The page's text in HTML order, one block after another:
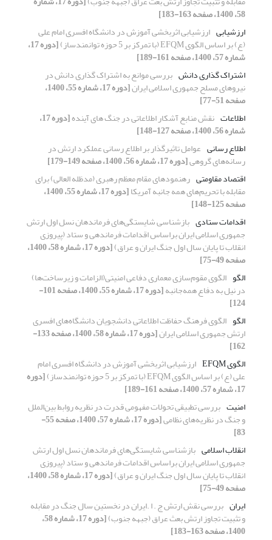
58، 1400، صفحه 163-183]
ارزشیابی ارزشیابی اثربخشی آموزش در دانشگاه افسری امام علی
(ع) بر اساس الگوی EFQM (با تمرکز بر 5 حوزه توانمندساز) [دوره 17،
شماره 57، 1400، صفحه 161-189]
اشتراک گذاری دانش بررسی موانع به اشتراک گذاری دانش در
نیروهای مسلح جمهوری اسلامی ایران [دوره 17، شماره 55، 1400،
صفحه 51-77]
اطلاعات نقش منابع آشکار اطلاعاتی در جنگ های آینده [دوره 17،
شماره 56، 1400، صفحه 127-148]
اطلاع رسانی عوامل تاثیرگذار بر اطلاع رسانی عملکرد ارتش در
رسانه‌های گروهی[دوره 17، شماره 56، 1400، صفحه 149-179]
اقتصاد مقاومتی رهنمودهای مقام معظم رهبری (مدظله العالی) برای
مقابله با تحریم‌های همه جانبه آمریکا [دوره 17، شماره 55، 1400،
صفحه 125-148]
اقدامات ستادی بازشناسی شایستگی‌های فرماندهان نسل اول ارتش
جمهوری اسلامی ایران براساس اقدامات فرماندهی و ستاد (پیروزی
انقلاب تا پایان سال اول جنگ ایران و عراق) [دوره 17، شماره 58، 1400،
صفحه 49-75]
الگو الگوی مقوم‌سازی معماری دفاعی امنیتی(الزامات و زیرساخت‌ها)
در نیل به دفاع همه‌جانبه [دوره 17، شماره 55، 1400، صفحه 101-
124]
الگو الگوی فرهنگ حفاظت اطلاعاتی دانشجویان دانشگاه‌های افسری
ارتش جمهوری اسلامی ایران [دوره 17، شماره 58، 1400، صفحه 133-
162]
الگوی EFQM
ارزشیابی اثربخشی آموزش در دانشگاه افسری امام
علی (ع) بر اساس الگوی EFQM (با تمرکز بر 5 حوزه توانمندساز) [دوره
17، شماره 57، 1400، صفحه 161-189]
امنیت بررسی تطبیقی تحولات مفهومی قدرت در نظریه روابط بین‌الملل
و جنگ در نظریه‌های نظامی [دوره 17، شماره 57، 1400، صفحه 55-
83]
انقلاب اسلامی بازشناسی شایستگی‌های فرماندهان نسل اول ارتش
جمهوری اسلامی ایران براساس اقدامات فرماندهی و ستاد (پیروزی
انقلاب تا پایان سال اول جنگ ایران و عراق) [دوره 17، شماره 58، 1400،
صفحه 49-75]
ایران بررسی نقش ارتش ج . ا .ایران در نخستین سال جنگ در مقابله
و تثبیت تجاوز ارتش بعث عراق (جبهه جنوب) [دوره 17، شماره 58،
1400، صفحه 163-183]